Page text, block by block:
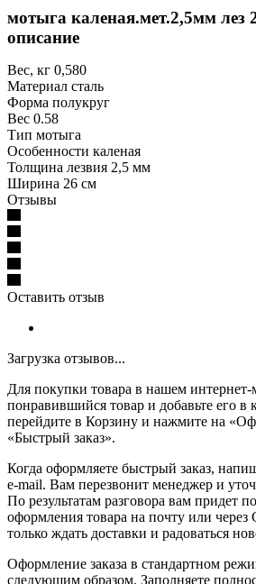
мотыга каленая.мет.2,5мм лез
описание
Вес, кг 0,580
Материал сталь
Форма полукруг
Вес 0.58
Тип мотыга
Особенности каленая
Толщина лезвия 2,5 мм
Ширина 26 см
Отзывы
Оставить отзыв
Загрузка отзывов...
Для покупки товара в нашем интернет-
понравившийся товар и добавьте его в
перейдите в Корзину и нажмите на
«Быстрый заказ».
Когда оформляете быстрый заказ,
e-mail. Вам перезвонит менеджер и
По результатам разговора вам придет
оформления товара на почту или
только ждать доставки и радоваться
Оформление заказа в стандартном
следующим образом. Заполняете